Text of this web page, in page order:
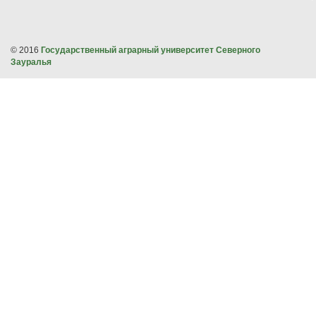
© 2016 Государственный аграрный университет Северного
Зауралья